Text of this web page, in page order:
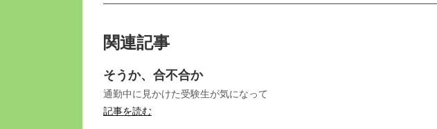
関連記事
そうか、合不合か
通勤中に見かけた受験生が気になって
記事を読む